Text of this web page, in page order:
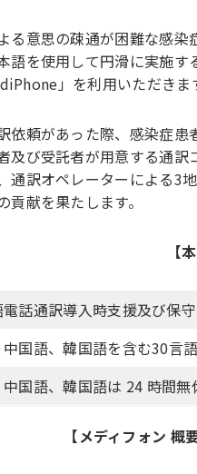
る意思の疎通が困難な感
語を使用して円滑に実施
」を利用いただきま
依頼があった際、感染症
及び受託者が用意する通
通訳オペレーターによる3
献を果たします。
【
話通訳導入時支援及び保
国語、韓国語を含む30言語
国語、韓国語は 24 時間
【メディフォン 概要